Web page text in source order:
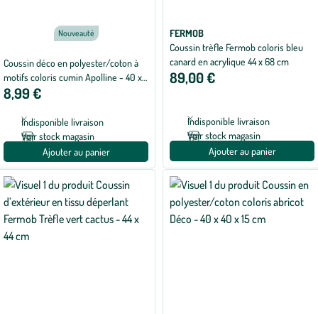
Nouveauté
Coussin déco en polyester/coton à
motifs coloris cumin Apolline - 40 x
40 x 15 cm
8,99 €
Indisponible livraison
Voir stock magasin
Ajouter au panier
FERMOB
Coussin trèfle Fermob coloris bleu
canard en acrylique 44 x 68 cm
89,00 €
Indisponible livraison
Voir stock magasin
Ajouter au panier